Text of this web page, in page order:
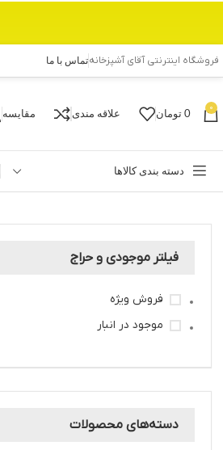
فروشگاه اینترنتی آقای آشپزخانهتماس با ما
0
0 تومان علاقه مندی مقایسه
دسته بندی کالاها
فیلتر موجودی و حراج
فروش ویژه
موجود در انبار
دسته‌های محصولات